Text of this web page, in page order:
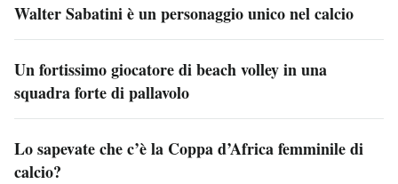
Walter Sabatini è un personaggio unico nel calcio
Un fortissimo giocatore di beach volley in una
squadra forte di pallavolo
Lo sapevate che c’è la Coppa d’Africa femminile di
calcio?